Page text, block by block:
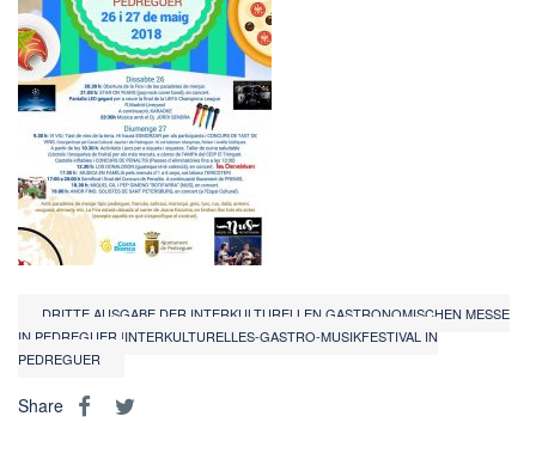
DRITTE AUSGABE DER INTERKULTURELLEN GASTRONOMISCHEN MESSE
IN PEDREGUER.|INTERKULTURELLES-GASTRO-MUSIKFESTIVAL IN
PEDREGUER
Share